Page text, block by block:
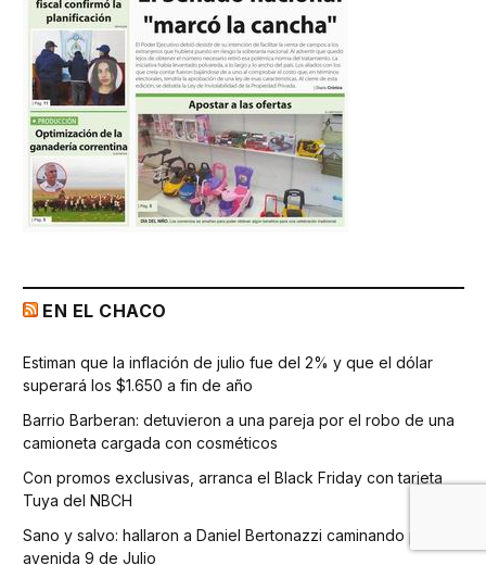
EN EL CHACO
Estiman que la inflación de julio fue del 2% y que el dólar
superará los $1.650 a fin de año
Barrio Barberan: detuvieron a una pareja por el robo de una
camioneta cargada con cosméticos
Con promos exclusivas, arranca el Black Friday con tarjeta
Tuya del NBCH
Sano y salvo: hallaron a Daniel Bertonazzi caminando por la
avenida 9 de Julio